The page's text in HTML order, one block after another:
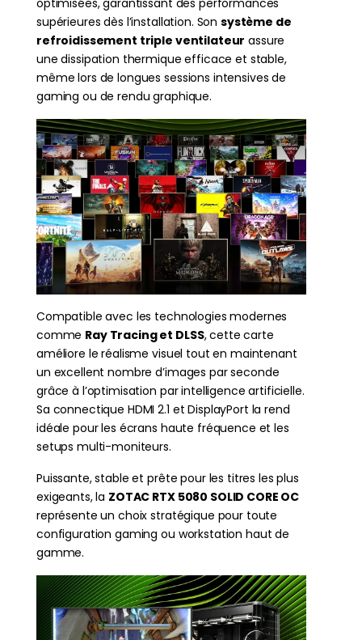
optimisées, garantissant des performances
supérieures dès l’installation. Son système de
refroidissement triple ventilateur assure
une dissipation thermique efficace et stable,
même lors de longues sessions intensives de
gaming ou de rendu graphique.
Compatible avec les technologies modernes
comme Ray Tracing et DLSS, cette carte
améliore le réalisme visuel tout en maintenant
un excellent nombre d’images par seconde
grâce à l’optimisation par intelligence artificielle.
Sa connectique HDMI 2.1 et DisplayPort la rend
idéale pour les écrans haute fréquence et les
setups multi-moniteurs.
Puissante, stable et prête pour les titres les plus
exigeants, la ZOTAC RTX 5080 SOLID CORE OC
représente un choix stratégique pour toute
configuration gaming ou workstation haut de
gamme.